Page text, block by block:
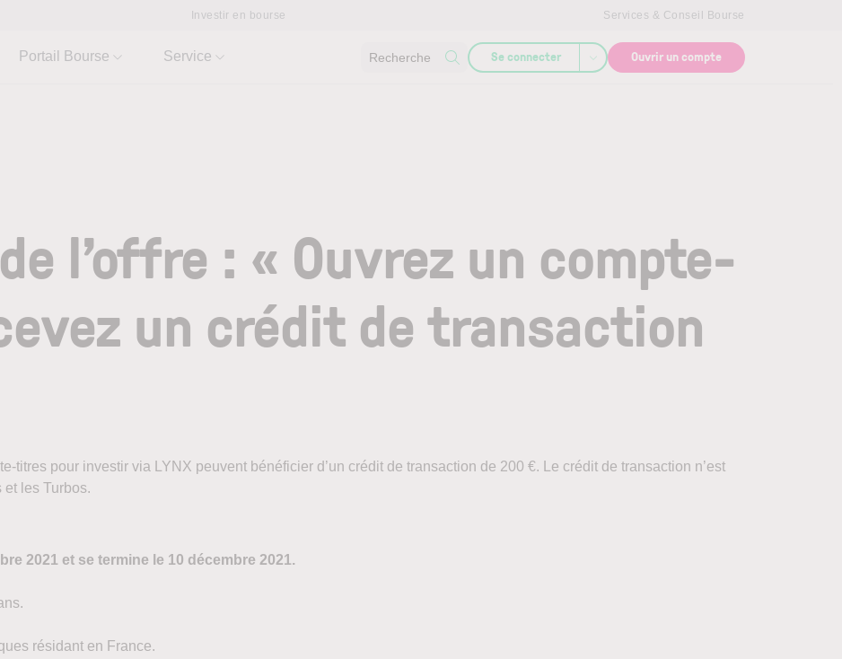
Investir en bourse Services & Conseil Bourse
Portail Bourse Service Recherche Se connecter Ouvrir un compte
l’offre : « Ouvrez un compte-
un crédit de transaction
titres pour investir via LYNX peuvent bénéficier d’un crédit de transaction de 200 €. Le crédit de transaction n’est
les Turbos.
2021 et se termine le 10 décembre 2021.
résidant en France.